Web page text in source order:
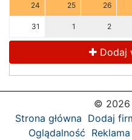
24 25 26
31 1 2
Dodaj
© 2026
Strona główna Dodaj
Oglądalność Reklama